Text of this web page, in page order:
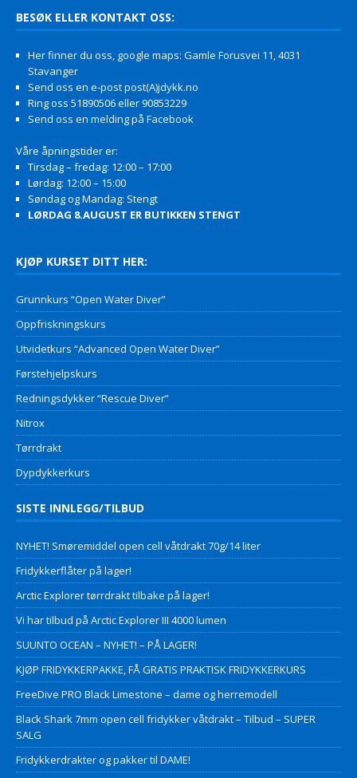
BESØK ELLER KONTAKT OSS:
Her finner du oss, google maps: Gamle Forusvei 11, 4031
Stavanger
Send oss en e-post post(A)jdykk.no
Ring oss 51890506 eller 90853229
Send oss en melding på Facebook
Våre åpningstider er:
Tirsdag – fredag: 12:00 – 17:00
Lørdag: 12:00 – 15:00
Søndag og Mandag: Stengt
LØRDAG 8.AUGUST ER BUTIKKEN STENGT
KJØP KURSET DITT HER:
Grunnkurs “Open Water Diver”
Oppfriskningskurs
Utvidetkurs “Advanced Open Water Diver”
Førstehjelpskurs
Redningsdykker “Rescue Diver”
Nitrox
Tørrdrakt
Dypdykkerkurs
SISTE INNLEGG/TILBUD
NYHET! Smøremiddel open cell våtdrakt 70g/14 liter
Fridykkerflåter på lager!
Arctic Explorer tørrdrakt tilbake på lager!
Vi har tilbud på Arctic Explorer III 4000 lumen
SUUNTO OCEAN – NYHET! – PÅ LAGER!
KJØP FRIDYKKERPAKKE, FÅ GRATIS PRAKTISK FRIDYKKERKURS
FreeDive PRO Black Limestone – dame og herremodell
Black Shark 7mm open cell fridykker våtdrakt – Tilbud – SUPER
SALG
Fridykkerdrakter og pakker til DAME!